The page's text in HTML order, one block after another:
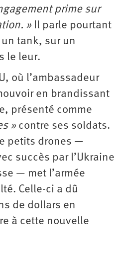
prime sur
» Il parle pourtant
tank, sur un
le leur.
où l’ambassadeur
en brandissant
présenté comme
» contre ses soldats.
petits drones —
succès par l’Ukraine
— met l’armée
Celle-ci a dû
de dollars en
à cette nouvelle